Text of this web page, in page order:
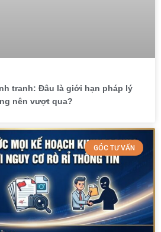
tranh: Đâu là giới hạn pháp lý
nên vượt qua?
GÓC TƯ VẤN